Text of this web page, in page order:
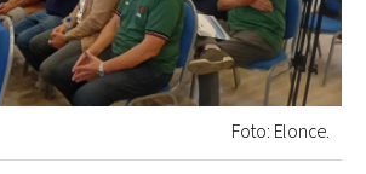
Foto: Elonce.